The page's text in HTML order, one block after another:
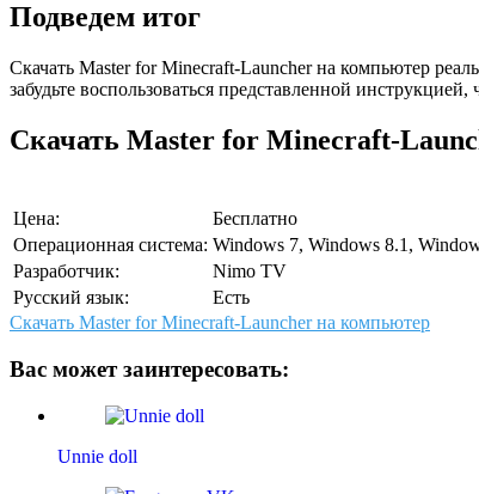
Подведем итог
Скачать Master for Minecraft-Launcher на компьютер
забудьте воспользоваться представленной
Скачать Master for Minecraft-
Цена:
Бесплатно
Операционная система: Windows 7, Windows 8.1,
Разработчик:
Nimo TV
Русский язык:
Есть
Скачать Master for Minecraft-Launcher на компьютер
Вас может заинтересовать:
Unnie doll